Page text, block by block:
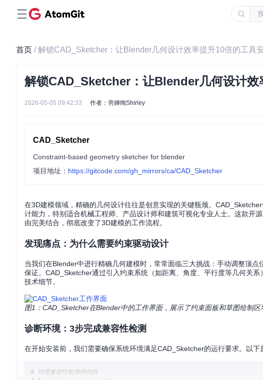
首页 / 解锁CAD_Sketcher：让Blender几何设计效率提升10倍的工具
解锁CAD_Sketcher：让Blender几何设计效
2026-05-05 09:42:33 作者：劳婵绚Shirley
CAD_Sketcher
Constraint-based geometry sketcher for blender
项目地址： https://gitcode.com/gh_mirrors/ca/CAD_Sketcher
在3D建模领域，精确的几何设计往往是创意实现的关键瓶颈。
计能力，特别适合机械工程师、产品设计师和建筑可视化专业人士。这款开
由完美结合，彻底改变了3D建模的工作流程。
发现痛点：为什么需要约束驱动设计
当我们在Blender中进行精确几何建模时，常常面临三大挑战：手动调整顶
保证。CAD_Sketcher通过引入约束系统（如距离、角度、平行度等几何关
技术细节。
图1：CAD_Sketcher在Blender中的工作界面，展示了约束面板和草图绘制区
诊断环境：3步完成兼容性检测
在开始安装前，我们需要确保系统环境满足CAD_Sketcher的运行要求。以
# 环境兼容性检测伪代码